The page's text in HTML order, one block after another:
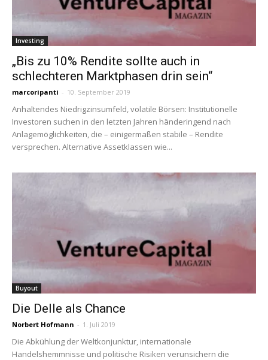
Investing
„Bis zu 10% Rendite sollte auch in
schlechteren Marktphasen drin sein“
marcoripanti - 10. September 2019
Anhaltendes Niedrigzinsumfeld, volatile Börsen: Institutionelle
Investoren suchen in den letzten Jahren händeringend nach
Anlagemöglichkeiten, die – einigermaßen stabile – Rendite
versprechen. Alternative Assetklassen wie...
Buyout
Die Delle als Chance
Norbert Hofmann - 1. Juli 2019
Die Abkühlung der Weltkonjunktur, internationale
Handelshemmnisse und politische Risiken verunsichern die